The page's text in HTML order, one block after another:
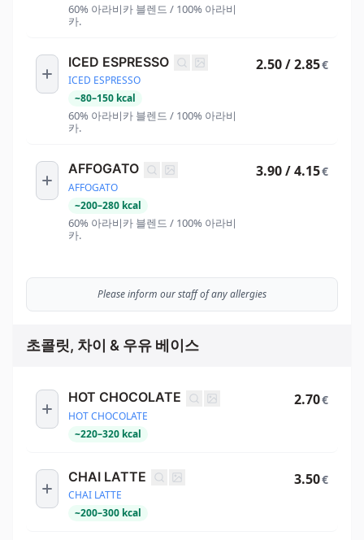
60% 아라비카 블렌드 / 100% 아라비
카.
ICED ESPRESSO
ICED ESPRESSO
~80–150 kcal
60% 아라비카 블렌드 / 100% 아라비
카.
2.50 / 2.85€
AFFOGATO
AFFOGATO
~200–280 kcal
60% 아라비카 블렌드 / 100% 아라비
카.
3.90 / 4.15€
Please inform our staff of any allergies
초콜릿, 차이 & 우유 베이스
HOT CHOCOLATE
HOT CHOCOLATE
~220–320 kcal
2.70€
CHAI LATTE
CHAI LATTE
~200–300 kcal
3.50€